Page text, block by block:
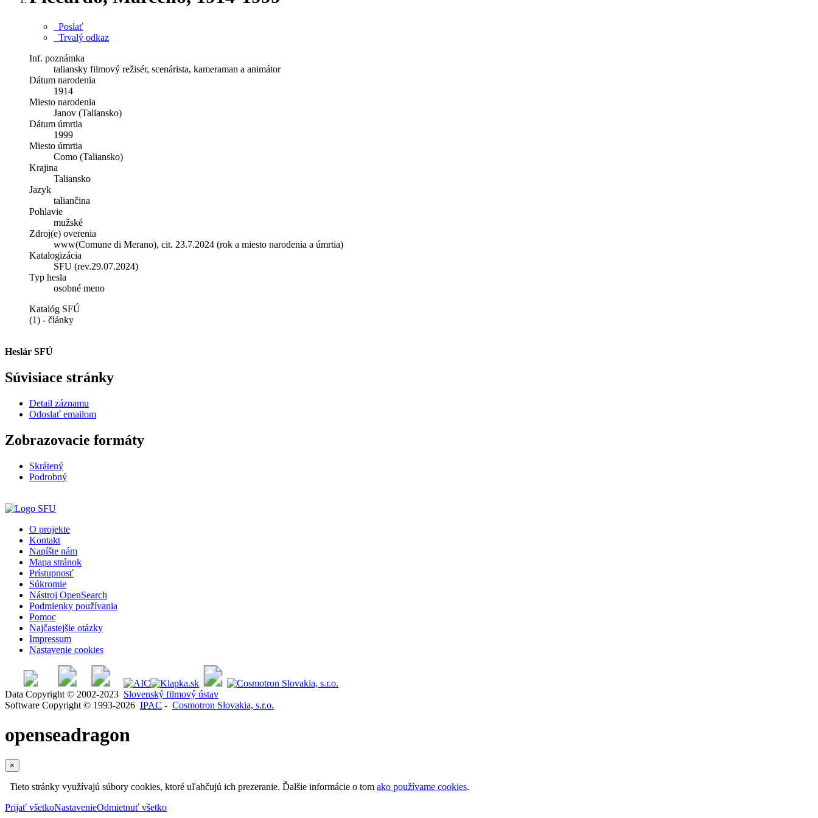
Poslať
Trvalý odkaz
Inf. poznámka
taliansky filmový režisér, scenárista, kameraman a animátor
Dátum narodenia
1914
Miesto narodenia
Janov (Taliansko)
Dátum úmrtia
1999
Miesto úmrtia
Como (Taliansko)
Krajina
Taliansko
Jazyk
taliančina
Pohlavie
mužské
Zdroj(e) overenia
www(Comune di Merano), cit. 23.7.2024 (rok a miesto narodenia a úmrtia)
Katalogizácia
SFU (rev.29.07.2024)
Typ hesla
osobné meno
Katalóg SFÚ
(1) - články
Heslár SFÚ
Súvisiace stránky
Detail záznamu
Odoslať emailom
Zobrazovacie formáty
Skrátený
Podrobný
O projekte
Kontakt
Napíšte nám
Mapa stránok
Prístupnosť
Súkromie
Nástroj OpenSearch
Podmienky používania
Pomoc
Najčastejšie otázky
Impressum
Nastavenie cookies
Data Copyright © 2002-2023 Slovenský filmový ústav
Software Copyright © 1993-2026 IPAC - Cosmotron Slovakia, s.r.o.
openseadragon
×
Tieto stránky využívajú súbory cookies, ktoré uľahčujú ich prezeranie. Ďalšie informácie o tom ako používame cookies.
Prijať všetkoNastavenieOdmietnuť všetko